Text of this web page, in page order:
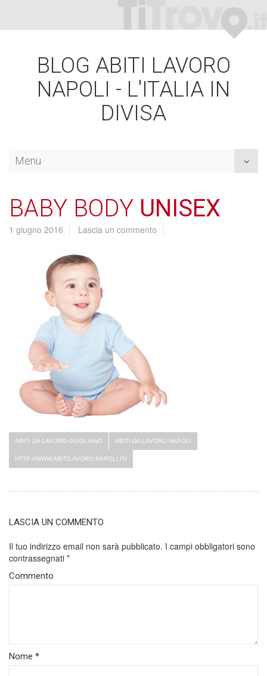
BLOG ABITI LAVORO
NAPOLI - L'ITALIA IN
DIVISA
Menu
BABY BODY UNISEX
1 giugno 2016 Lascia un commento
ABITI DA LAVORO GIUGLIANO ABITI DA LAVORO NAPOLI
HTTP://WWW.ABITILAVORO.NAPOLI.IT/
LASCIA UN COMMENTO
Il tuo indirizzo email non sarà pubblicato. I campi obbligatori sono
contrassegnati *
Commento
Nome *